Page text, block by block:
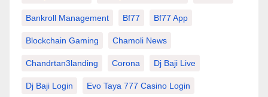
Bankroll Management Bf77 Bf77 App
Blockchain Gaming Chamoli News
Chandrtan3landing Corona Dj Baji Live
Dj Baji Login Evo Taya 777 Casino Login